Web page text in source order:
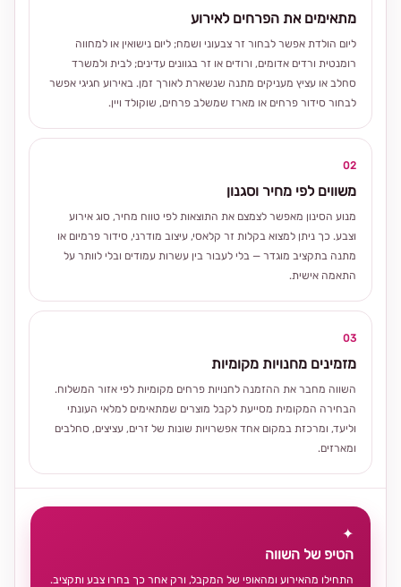
מתאימים את הפרחים לאירוע
ליום הולדת אפשר לבחור זר צבעוני ושמח; ליום נישואין או למחווה
רומנטית ורדים אדומים, ורודים או זר בגוונים עדינים; לבית ולמשרד
סחלב או עציץ מעניקים מתנה שנשארת לאורך זמן. באירוע חגיגי אפשר
לבחור סידור פרחים או מארז שמשלב פרחים, שוקולד ויין.
02
משווים לפי מחיר וסגנון
מנוע הסינון מאפשר לצמצם את התוצאות לפי טווח מחיר, סוג אירוע
וצבע. כך ניתן למצוא בקלות זר קלאסי, עיצוב מודרני, סידור פרמיום או
מתנה בתקציב מוגדר — בלי לעבור בין עשרות עמודים ובלי לוותר על
התאמה אישית.
03
מזמינים מחנויות מקומיות
השווה מחבר את ההזמנה לחנויות פרחים מקומיות לפי אזור המשלוח.
הבחירה המקומית מסייעת לקבל מוצרים שמתאימים למלאי העונתי
וליעד, ומרכזת במקום אחד אפשרויות שונות של זרים, עציצים, סחלבים
ומארזים.
✦
הטיפ של השווה
התחילו מהאירוע ומהאופי של המקבל, ורק אחר כך בחרו צבע ותקציב.